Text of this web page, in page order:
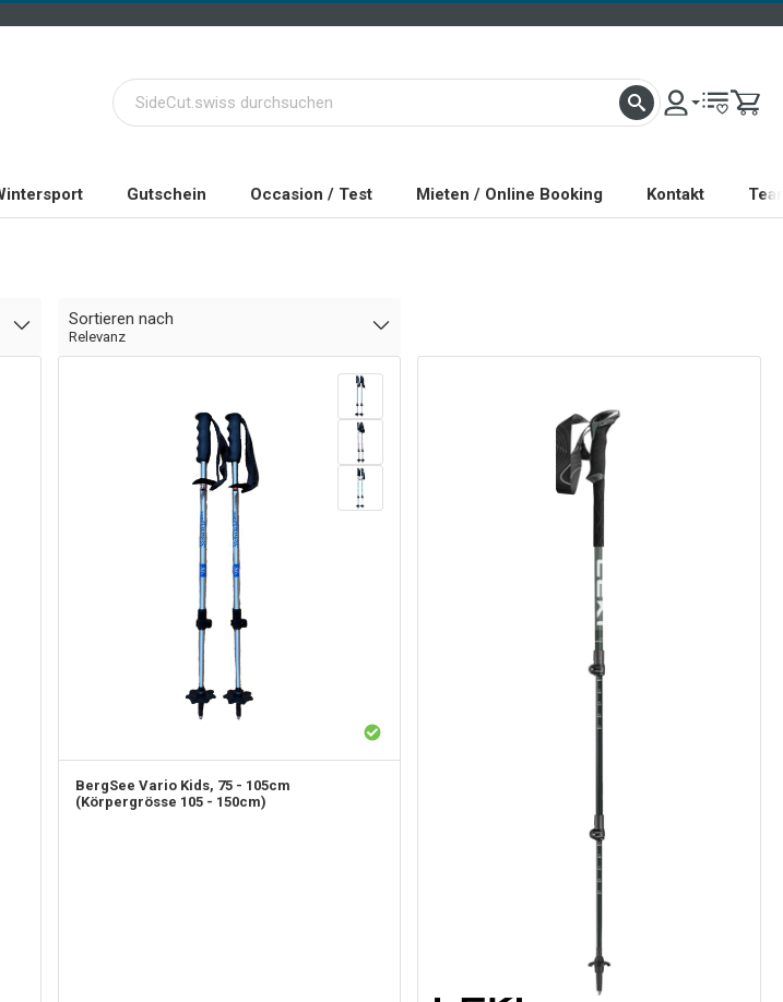
Gutschein Occasion / Test Mieten / Online Booking Kontakt
Sortieren nach
Relevanz
BergSee Vario Kids, 75 - 105cm
(Körpergrösse 105 - 150cm)